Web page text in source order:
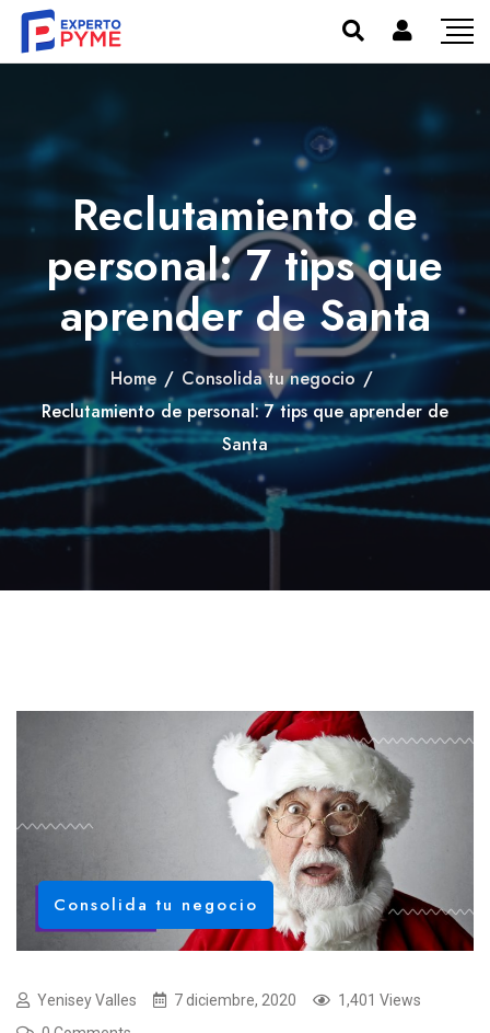
Reclutamiento de
personal: 7 tips que
aprender de Santa
Home / Consolida tu negocio /
Reclutamiento de personal: 7 tips que aprender de
Santa
Consolida tu negocio
Yenisey Valles 7 diciembre, 2020
1,401 Views